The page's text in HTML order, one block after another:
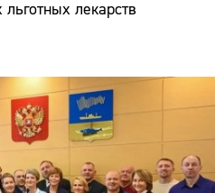
лекарств